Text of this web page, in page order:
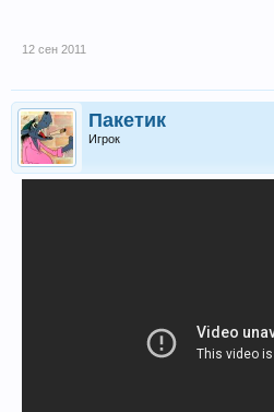
двумя руками, затем - одной, после -
(Петя напоминает, что не несет
здоровья, ведь упражнения разработаны
профессионалов), то постепенно доведи
килограммов, а затем и до 3-4 тонн.
2) Нанесение ударов 300-килограммовой
12 сен 2011
Пакетик
Игрок